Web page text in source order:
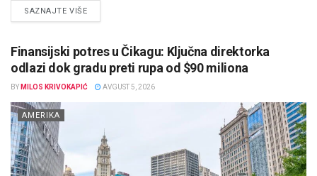
SAZNAJTE VIŠEDETAILS
Finansijski potres u Čikagu: Ključna direktorka
odlazi dok gradu preti rupa od $90 miliona
BY MILOS KRIVOKAPIĆ AVGUST 5, 2026
AMERIKA